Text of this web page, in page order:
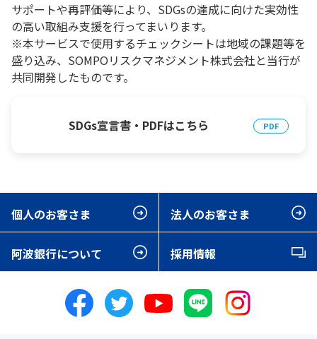
サポートや再評価等により、SDGsの達成に向けた実効性
の高い取組み支援を行ってまいります。
※本サービスで使用するチェックシートは地域の課題等を
盛り込み、SOMPOリスクマネジメント株式会社と当行が
共同開発したものです。
SDGs宣言書・PDFはこちら
個人のお客さま 法人のお客さま
阿波銀行について 採用情報